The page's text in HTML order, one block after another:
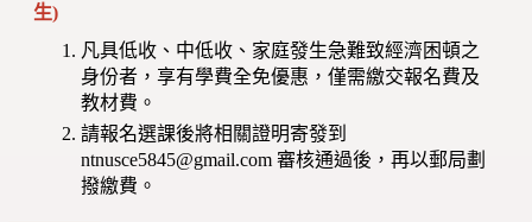
生)
凡具低收、中低收、家庭發生急難致經濟困頓之
身份者，享有學費全免優惠，僅需繳交報名費及
教材費。
請報名選課後將相關證明寄發到
ntnusce5845@gmail.com 審核通過後，再以郵局劃
撥繳費。